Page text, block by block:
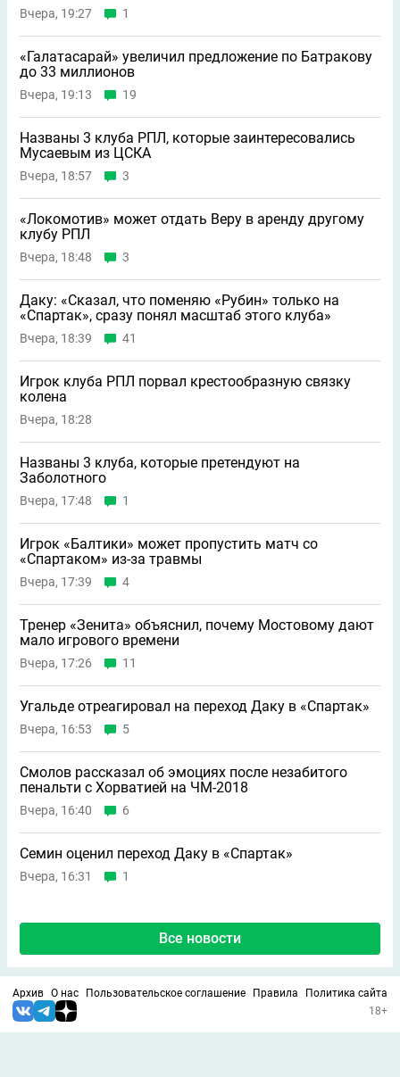
Вчера, 19:27 1
«Галатасарай» увеличил предложение по Батракову
до 33 миллионов
Вчера, 19:13 19
Названы 3 клуба РПЛ, которые заинтересовались
Мусаевым из ЦСКА
Вчера, 18:57 3
«Локомотив» может отдать Веру в аренду другому
клубу РПЛ
Вчера, 18:48 3
Даку: «Сказал, что поменяю «Рубин» только на
«Спартак», сразу понял масштаб этого клуба»
Вчера, 18:39 41
Игрок клуба РПЛ порвал крестообразную связку
колена
Вчера, 18:28
Названы 3 клуба, которые претендуют на
Заболотного
Вчера, 17:48 1
Игрок «Балтики» может пропустить матч со
«Спартаком» из-за травмы
Вчера, 17:39 4
Тренер «Зенита» объяснил, почему Мостовому дают
мало игрового времени
Вчера, 17:26 11
Угальде отреагировал на переход Даку в «Спартак»
Вчера, 16:53 5
Смолов рассказал об эмоциях после незабитого
пенальти с Хорватией на ЧМ-2018
Вчера, 16:40 6
Семин оценил переход Даку в «Спартак»
Вчера, 16:31 1
Все новости
Архив О нас Пользовательское соглашение Правила
Политика сайта
18+